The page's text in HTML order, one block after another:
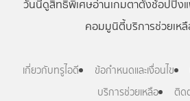
วันนี้ดูสิทธิพิเศษอ่านเกมตาตั้งช้อปปิ้ง
คอมมูนิตี้บริการช่วยเห
เกี่ยวกับทรูไอดี ข้อกำหนดและเงื่อนไข
บริการช่วยเหลือ
ติด